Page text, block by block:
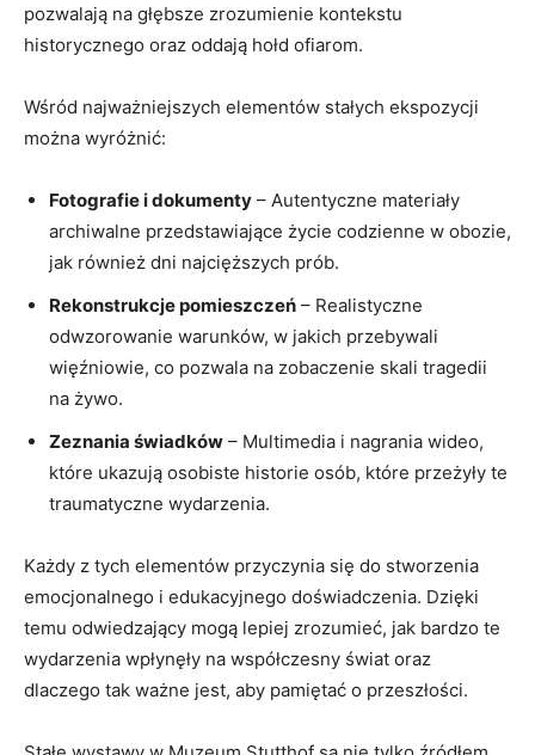
pozwalają ⁣na głębsze zrozumienie kontekstu
historycznego oraz‌ oddają hołd⁣ ofiarom.
Wśród​ najważniejszych ‍elementów stałych ekspozycji
można wyróżnić:
Fotografie i dokumenty – Autentyczne materiały⁤
archiwalne przedstawiające życie codzienne w‍ obozie,
‍jak również ​dni ⁣najcięższych prób.
Rekonstrukcje pomieszczeń – Realistyczne ​
odwzorowanie warunków, w jakich​ przebywali
więźniowie, co pozwala na zobaczenie ‍skali ⁢tragedii
na⁢ żywo.
Zeznania świadków – Multimedia i ‍nagrania wideo,
które ukazują osobiste historie‌ osób,‌ które przeżyły te‍
traumatyczne wydarzenia.
Każdy z tych elementów przyczynia się do⁤ stworzenia‍
emocjonalnego i edukacyjnego doświadczenia. ⁢Dzięki
temu odwiedzający mogą ⁤lepiej zrozumieć, jak bardzo te
wydarzenia wpłynęły na współczesny świat⁤ oraz
dlaczego ‌tak ważne jest,⁤ aby pamiętać o przeszłości.